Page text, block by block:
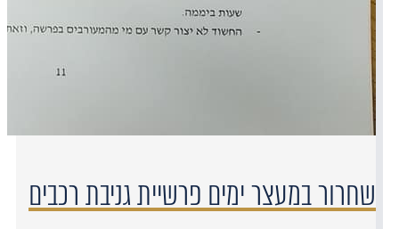
שחרור במעצר ימים פרשיית גניבת רכבים